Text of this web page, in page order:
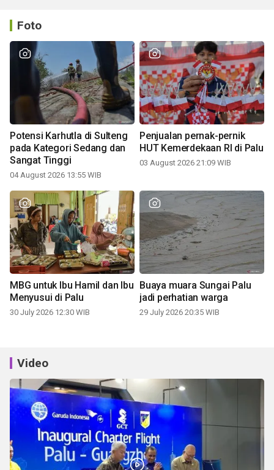
Foto
Potensi Karhutla di Sulteng
pada Kategori Sedang dan
Sangat Tinggi
04 August 2026 13:55 WIB
Penjualan pernak-pernik
HUT Kemerdekaan RI di Palu
03 August 2026 21:09 WIB
MBG untuk Ibu Hamil dan Ibu
Menyusui di Palu
30 July 2026 12:30 WIB
Buaya muara Sungai Palu
jadi perhatian warga
29 July 2026 20:35 WIB
Video